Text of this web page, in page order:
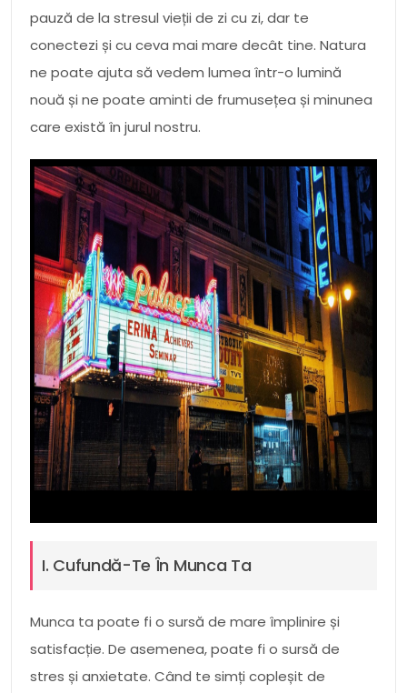
pauză de la stresul vieții de zi cu zi, dar te
conectezi și cu ceva mai mare decât tine. Natura
ne poate ajuta să vedem lumea într-o lumină
nouă și ne poate aminti de frumusețea și minunea
care există în jurul nostru.
I. Cufundă-Te În Munca Ta
Munca ta poate fi o sursă de mare împlinire și
satisfacție. De asemenea, poate fi o sursă de
stres și anxietate. Când te simți copleșit de